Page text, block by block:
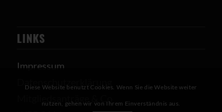
LINKS
Impressum
Datenschutzerklärung
Mitgliedsanträge & Co
Diese Website benutzt Cookies. Wenn Sie die Website weiter
nutzen, gehen wir von Ihrem Einverständnis aus.